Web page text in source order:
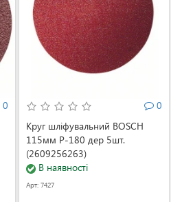
0
0
Круг шліфувальний BOSCH
115мм Р-180 дер 5шт.
(2609256263)
В наявності
Арт: 7427